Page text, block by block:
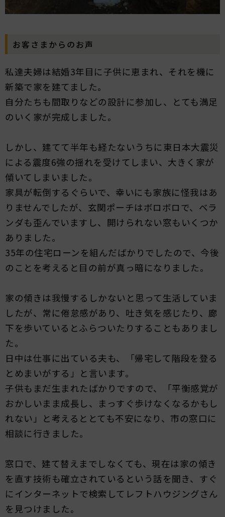
お客さまからのお声
私達夫婦は結婚3年目に子供に恵まれ、それを機に
新築で家を建てました。
自分たちも間取りなどの設計に参加し、とても満足
のいく家が完成しました。
しかし、建てて半年も経たないうちに東日本大震災
による震度6強の揺れを受けてしまい、大きく家が
傾いてしまいました。
家具が転倒するぐらいで、幸いにも家族に怪我はあ
りませんでしたが、玄関ポーチはボロボロで、ベラ
ンダも歪んでいますし、開けられない窓もいくつか
ありました。
35年の住宅ローンを組んだばかりでしたので、今後
のことを考えると目の前が真っ暗になりました。
家の傾きは我慢するしかないと思って生活していま
したが、常に倦怠感があり、吐き気を感じたり、廊
下を歩いているとふらついたりすることもありまし
た。
日中は仕事に出ている夫も、「帰宅して階段を登る
とめまいがする」と言います。
子供もまだ生まれたばかりですので、「平衡感覚が
おかしいまま成長し、まっすぐ歩けなくなるかもし
れない」と考えるととても不安になり、市の窓口に
相談に行きました。
窓口で、建て替えまでしなくても、現在は家の傾き
を直す技術も確立されているという話を聞き、すぐ
にインターネットで検索してレフトハウジングさん
を見つけました。